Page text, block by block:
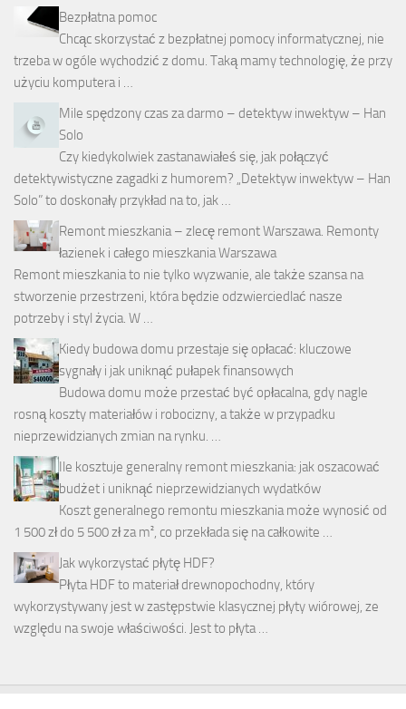
Bezpłatna pomoc
Chcąc skorzystać z bezpłatnej pomocy informatycznej, nie
trzeba w ogóle wychodzić z domu. Taką mamy technologię, że przy
użyciu komputera i …
Mile spędzony czas za darmo – detektyw inwektyw – Han
Solo
Czy kiedykolwiek zastanawiałeś się, jak połączyć
detektywistyczne zagadki z humorem? „Detektyw inwektyw – Han
Solo” to doskonały przykład na to, jak …
Remont mieszkania – zlecę remont Warszawa. Remonty
łazienek i całego mieszkania Warszawa
Remont mieszkania to nie tylko wyzwanie, ale także szansa na
stworzenie przestrzeni, która będzie odzwierciedlać nasze
potrzeby i styl życia. W …
Kiedy budowa domu przestaje się opłacać: kluczowe
sygnały i jak uniknąć pułapek finansowych
Budowa domu może przestać być opłacalna, gdy nagle
rosną koszty materiałów i robocizny, a także w przypadku
nieprzewidzianych zmian na rynku. …
Ile kosztuje generalny remont mieszkania: jak oszacować
budżet i uniknąć nieprzewidzianych wydatków
Koszt generalnego remontu mieszkania może wynosić od
1 500 zł do 5 500 zł za m², co przekłada się na całkowite …
Jak wykorzystać płytę HDF?
Płyta HDF to materiał drewnopochodny, który
wykorzystywany jest w zastępstwie klasycznej płyty wiórowej, ze
względu na swoje właściwości. Jest to płyta …